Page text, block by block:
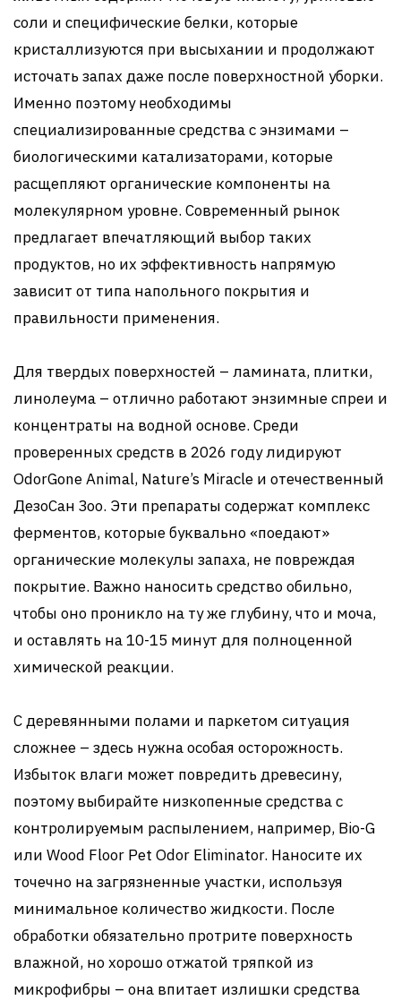
соли и специфические белки, которые
кристаллизуются при высыхании и продолжают
источать запах даже после поверхностной уборки.
Именно поэтому необходимы
специализированные средства с энзимами –
биологическими катализаторами, которые
расщепляют органические компоненты на
молекулярном уровне. Современный рынок
предлагает впечатляющий выбор таких
продуктов, но их эффективность напрямую
зависит от типа напольного покрытия и
правильности применения.
Для твердых поверхностей – ламината, плитки,
линолеума – отлично работают энзимные спреи и
концентраты на водной основе. Среди
проверенных средств в 2026 году лидируют
OdorGone Animal, Nature’s Miracle и отечественный
ДезоСан Зоо. Эти препараты содержат комплекс
ферментов, которые буквально «поедают»
органические молекулы запаха, не повреждая
покрытие. Важно наносить средство обильно,
чтобы оно проникло на ту же глубину, что и моча,
и оставлять на 10-15 минут для полноценной
химической реакции.
С деревянными полами и паркетом ситуация
сложнее – здесь нужна особая осторожность.
Избыток влаги может повредить древесину,
поэтому выбирайте низкопенные средства с
контролируемым распылением, например, Bio-G
или Wood Floor Pet Odor Eliminator. Наносите их
точечно на загрязненные участки, используя
минимальное количество жидкости. После
обработки обязательно протрите поверхность
влажной, но хорошо отжатой тряпкой из
микрофибры – она впитает излишки средства